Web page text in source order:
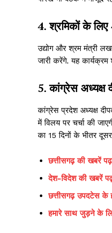
4. श्रमिकों के
उद्योग और श्रम मंत्री
जारी करेंगे. यह
5. कांग्रेस अध्यक्ष
कांग्रेस प्रदेश अध्यक्ष
में विलय पर चर्चा की
का 15 दिनों के भीतर
छत्तीसगढ़ की खबरें
देश-विदेश की खबरें
छत्तीसगढ़ उपदटेस के
हमारे साथ जुड़ने के